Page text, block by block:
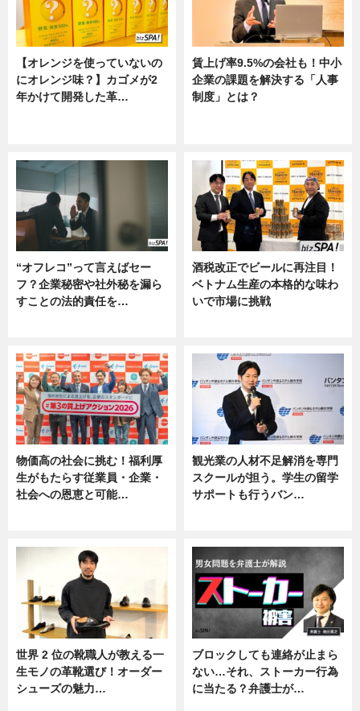
【オレンジを使っていないの
にオレンジ味？】カゴメが2
年かけて開発した革…
賃上げ率9.5%の会社も！中小
企業の課題を解決する「人事
制度」とは？
“オフレコ”って言えばセー
フ？企業秘密や社外秘を漏ら
すことの法的責任を…
酒税改正でビールに再注目！
ベトナム生産の本格的な味わ
いで市場に挑戦
物価高の社会に挑む！福利厚
生がもたらす従業員・企業・
社会への恩恵と可能…
観光業の人材不足解消を専門
スクールが担う。学生の留学
サポートも行うバン…
世界 2 位の靴職人が教える一
生モノの革靴選び！オーダー
シューズの魅力…
ブロックしても連絡が止まら
ない…それ、ストーカー行為
に当たる？弁護士が…